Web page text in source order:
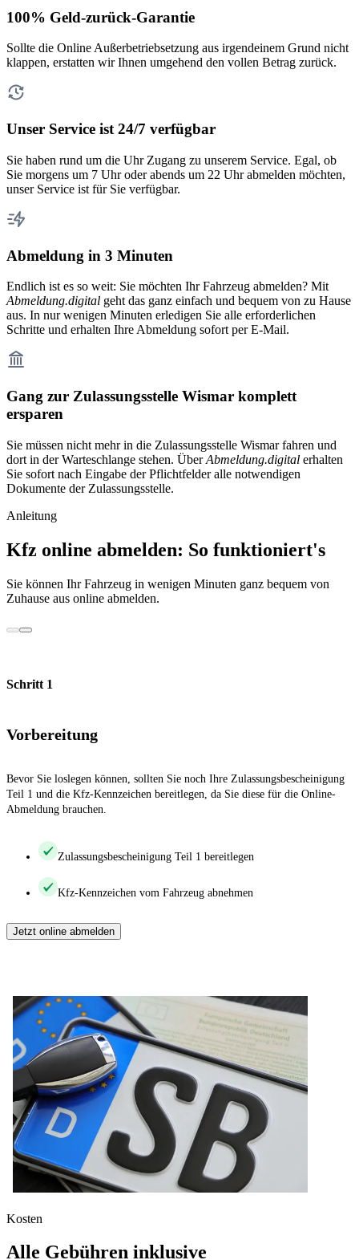
100% Geld-zurück-Garantie
Sollte die Online Außerbetriebsetzung aus irgendeinem Grund nicht
klappen, erstatten wir Ihnen umgehend den vollen Betrag zurück.
Unser Service ist 24/7 verfügbar
Sie haben rund um die Uhr Zugang zu unserem Service. Egal, ob
Sie morgens um 7 Uhr oder abends um 22 Uhr abmelden möchten,
unser Service ist für Sie verfügbar.
Abmeldung in 3 Minuten
Endlich ist es so weit: Sie möchten Ihr Fahrzeug abmelden? Mit
Abmeldung.digital geht das ganz einfach und bequem von zu Hause
aus. In nur wenigen Minuten erledigen Sie alle erforderlichen
Schritte und erhalten Ihre Abmeldung sofort per E-Mail.
Gang zur Zulassungsstelle Wismar komplett
ersparen
Sie müssen nicht mehr in die Zulassungsstelle Wismar fahren und
dort in der Warteschlange stehen. ÜberAbmeldung.digital erhalten
Sie sofort nach Eingabe der Pflichtfelder alle notwendigen
Dokumente der Zulassungsstelle.
Anleitung
Kfz online abmelden: So funktioniert's
Sie können Ihr Fahrzeug in wenigen Minuten ganz bequem von
Zuhause aus online abmelden.
Schritt 1
Vorbereitung
Bevor Sie loslegen können, sollten Sie noch Ihre Zulassungsbescheinigung
Teil 1 und die Kfz-Kennzeichen bereitlegen, da Sie diese für die Online-
Abmeldung brauchen.
Zulassungsbescheinigung Teil 1 bereitlegen
Kfz-Kennzeichen vom Fahrzeug abnehmen
Jetzt online abmelden
Kosten
Alle Gebühren inklusive